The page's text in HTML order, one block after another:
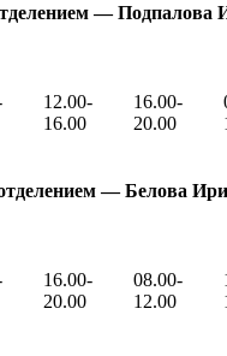
— Подпалова
12.00-
16.00
16.00-
20.00
— Белова
16.00-
20.00
08.00-
12.00